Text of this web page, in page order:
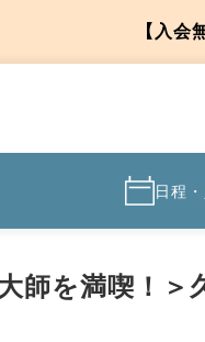
【入会
日程
師を満喫！